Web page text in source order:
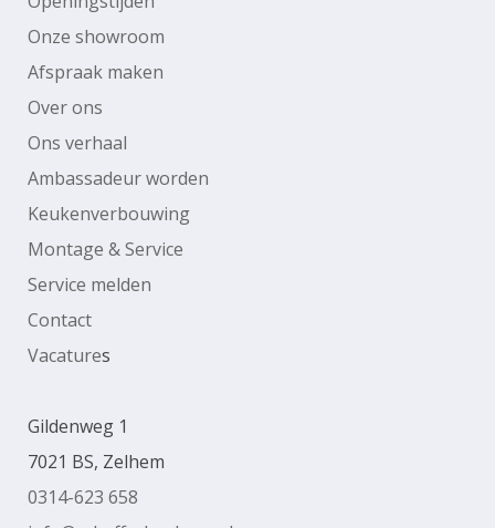
Onze showroom
Afspraak maken
Over ons
Ons verhaal
Ambassadeur worden
Keukenverbouwing
Montage & Service
Service melden
Contact
Vacatures
Gildenweg 1
7021 BS, Zelhem
0314-623 658